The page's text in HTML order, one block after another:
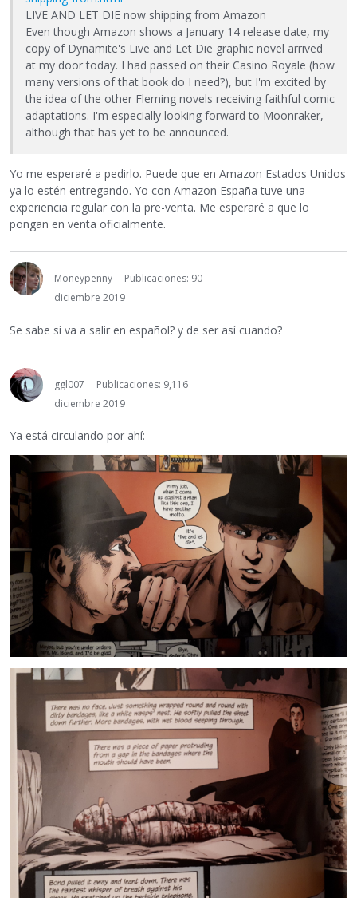
LIVE AND LET DIE now shipping from Amazon
Even though Amazon shows a January 14 release date, my
copy of Dynamite's Live and Let Die graphic novel arrived
at my door today. I had passed on their Casino Royale (how
many versions of that book do I need?), but I'm excited by
the idea of the other Fleming novels receiving faithful comic
adaptations. I'm especially looking forward to Moonraker,
although that has yet to be announced.
Yo me esperaré a pedirlo. Puede que en Amazon Estados Unidos
ya lo estén entregando. Yo con Amazon España tuve una
experiencia regular con la pre-venta. Me esperaré a que lo
pongan en venta oficialmente.
Moneypenny
Publicaciones: 90
diciembre 2019
Se sabe si va a salir en español? y de ser así cuando?
ggl007
Publicaciones: 9,116
diciembre 2019
Ya está circulando por ahí: